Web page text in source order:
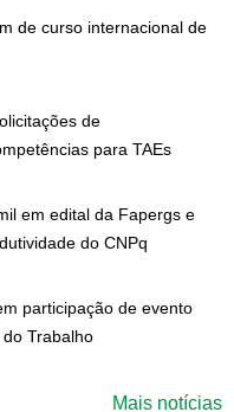
de curso internacional de
de
para TAEs
em edital da Fapergs e
do CNPq
participação de evento
Trabalho
Mais notícias